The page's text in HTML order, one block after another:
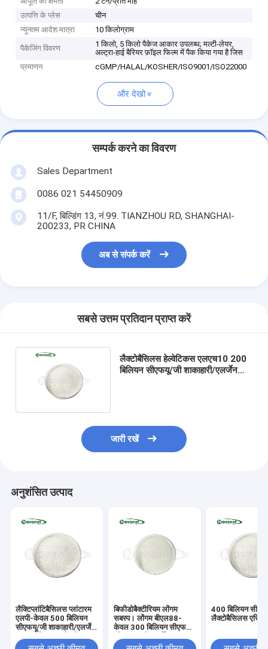
उत्पत्ति के प्लेस
चीन
न्यूनतम आदेश मात्रा
10 किलोग्राम
पैकेजिंग विवरण
1 किलो, 5 किलो पैकेज आकार उपलब्ध; मल्टी-लेयर,
अल्ट्रा-हाई बैरियर फ़ॉइल फिल्म में पैक किया गया है जिस
प्रमाणन
cGMP/HALAL/KOSHER/ISO9001/ISO22000
और देखो
सम्पर्क करने का विवरण
Sales Department
0086 021 54450909
11/F, बिल्डिंग 13, नं.99. TIANZHOU RD, SHANGHAI-
200233, PR CHINA
अब से संपर्क करें
सबसे उत्तम प्रतिदान प्राप्त करें
लैक्टोबैसिलस हेल्वेटिकस एलएच10 200
बिलियन सीएफयू/जी शाकाहारी/एलर्जेन
जारी रखें
अनुशंसित उत्पाद
लैक्टिप्लांटिबैसिलस प्लांटारम
एलपी-केवल 500 बिलियन
सीएफयू/जी शाकाहारी/एलर्जेन
बिफीडोबैक्टीरियम लोंगम
सबस्प। लोंगम बीएल88-
केवल 300 बिलियन सीएफयू/
ग्लूटेन मुक्त/डेयरी मुक्त
400 बिलियन
लैक्टोबैसिलस